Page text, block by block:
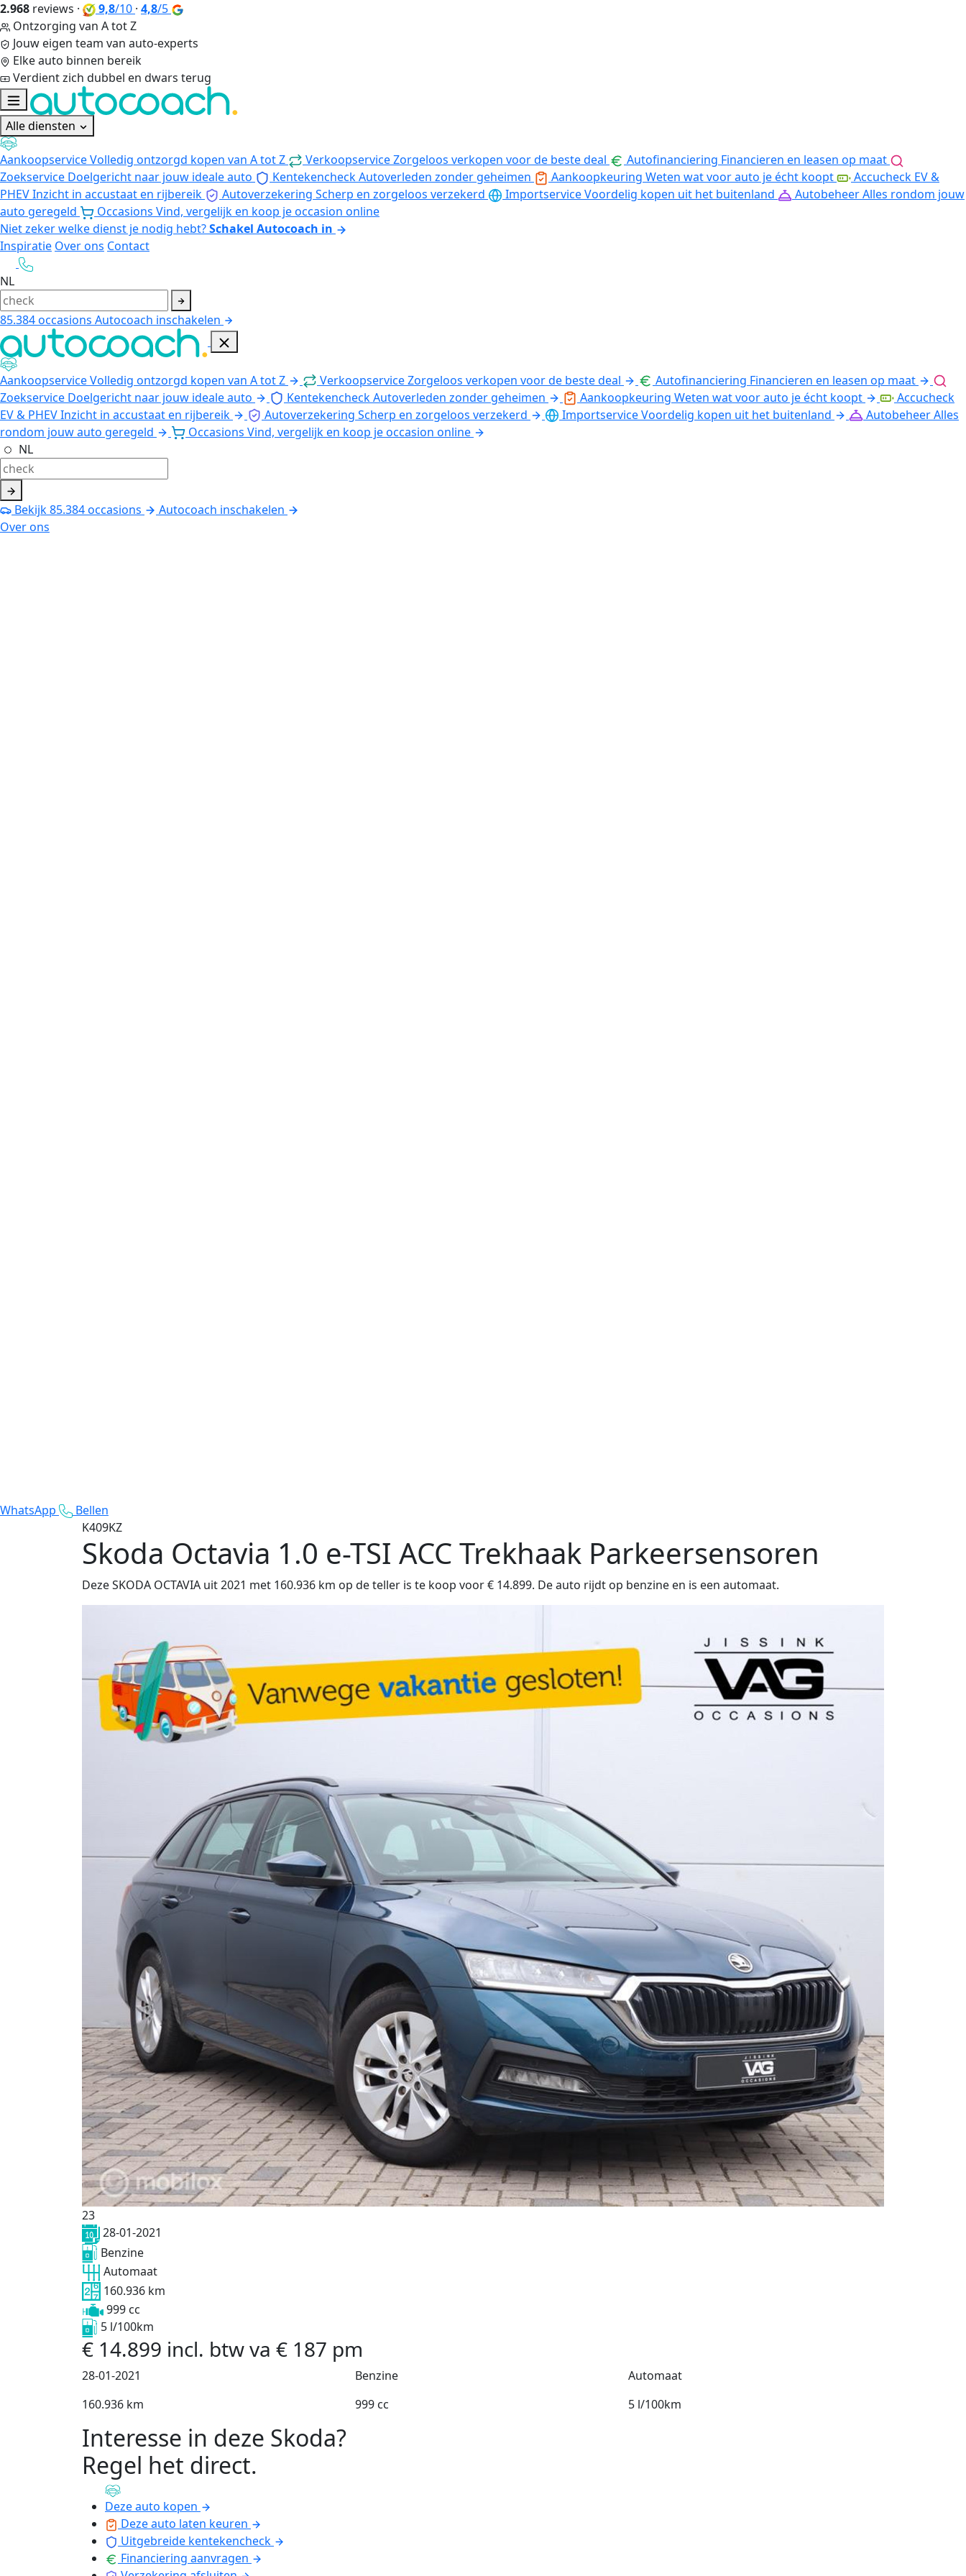
2.968 reviews · 9,8/10 · 4,8/5
Ontzorging van A tot Z
Jouw eigen team van auto-experts
Elke auto binnen bereik
Verdient zich dubbel en dwars terug
Alle diensten
AankoopserviceVolledig ontzorgd kopen van A tot Z VerkoopserviceZorgeloos verkopen voor de beste deal Autofinanciering Financieren en leasen op maat
Zoekservice Doelgericht naar jouw ideale auto KentekencheckAutoverleden zonder geheimen Aankoopkeuring Weten wat voor auto je écht koopt
Accucheck EV &
PHEVInzicht in accustaat en rijbereik Autoverzekering Scherp en zorgeloos verzekerd ImportserviceVoordelig kopen uit het buitenland AutobeheerAlles rondom jouw
auto geregeld
Occasions Vind, vergelijk en koop je occasion online
Niet zeker welke dienst je nodig hebt?Schakel Autocoach in
Inspiratie Over ons Contact
NL
85.384occasions Autocoach inschakelen
AankoopserviceVolledig ontzorgd kopen van A tot Z VerkoopserviceZorgeloos verkopen voor de beste deal Autofinanciering Financieren en leasen op maat
Zoekservice Doelgericht naar jouw ideale auto KentekencheckAutoverleden zonder geheimen Aankoopkeuring Weten wat voor auto je écht koopt
Accucheck
EV & PHEVInzicht in accustaat en rijbereik Autoverzekering Scherp en zorgeloos verzekerd ImportserviceVoordelig kopen uit het buitenland AutobeheerAlles
rondom jouw auto geregeld
Occasions Vind, vergelijk en koop je occasion online
NL
Bekijk85.384occasions
Autocoach inschakelen
Over ons
WhatsApp
Bellen
K409KZ
Skoda Octavia 1.0 e-TSI ACC Trekhaak Parkeersensoren
Deze SKODA OCTAVIA uit 2021 met 160.936 km op de teller is te koop voor € 14.899. De auto rijdt op benzine en is een automaat.
23
28-01-2021
Benzine
Automaat
160.936 km
999 cc
5 l/100km
€ 14.899 incl. btwva € 187 pm
28-01-2021 Benzine
Automaat
160.936 km
999 cc 5 l/100km
Interesse in deze Skoda?
Regel het direct.
Deze auto kopen
Deze auto laten keuren
Uitgebreide kentekencheck
Financiering aanvragen